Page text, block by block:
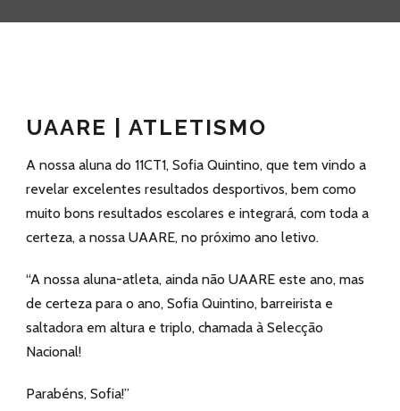
UAARE | ATLETISMO
A nossa aluna do 11CT1, Sofia Quintino, que tem vindo a
revelar excelentes resultados desportivos, bem como
muito bons resultados escolares e integrará, com toda a
certeza, a nossa UAARE, no próximo ano letivo.
“A nossa aluna-atleta, ainda não UAARE este ano, mas
de certeza para o ano, Sofia Quintino, barreirista e
saltadora em altura e triplo, chamada à Selecção
Nacional!
Parabéns, Sofia!”